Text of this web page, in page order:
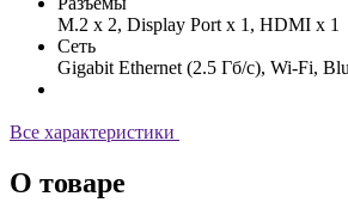
M.2 х 2, Display Port х 1, HDMI х 1
Сеть
Gigabit Ethernet (2.5 Гб/с), Wi-Fi,
Все характеристики
О товаре